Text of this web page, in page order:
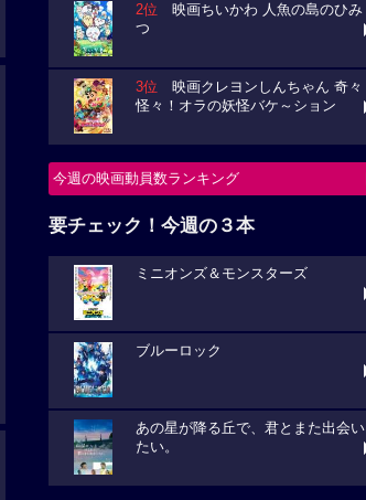
2位 映画ちいかわ 人魚の島のひみ
つ
3位 映画クレヨンしんちゃん 奇々
怪々！オラの妖怪バケ～ション
今週の映画動員数ランキング
要チェック！今週の３本
ミニオンズ＆モンスターズ
ブルーロック
あの星が降る丘で、君とまた出会い
たい。